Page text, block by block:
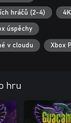
hráčů (2-4)
úspěchy
v cloudu Xbox
hru